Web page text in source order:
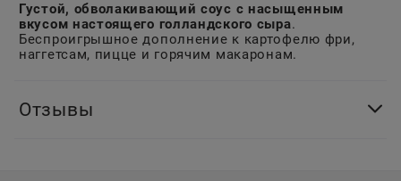
Густой, обволакивающий соус с насыщенным
вкусом настоящего голландского сыра.
Беспроигрышное дополнение к картофелю фри,
наггетсам, пицце и горячим макаронам.
Отзывы